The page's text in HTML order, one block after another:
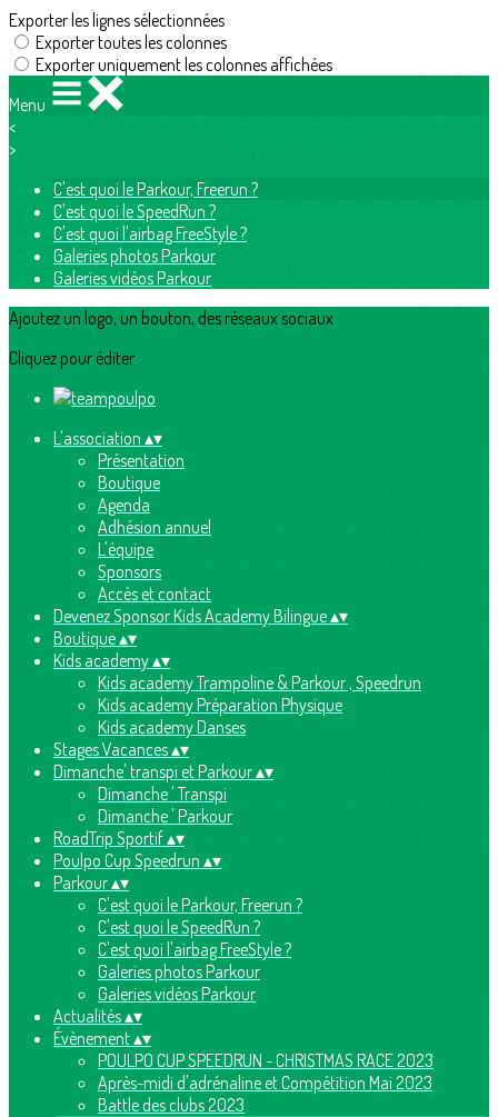
Exporter les lignes sélectionnées
Exporter toutes les colonnes
Exporter uniquement les colonnes affichées
Menu
<
>
C'est quoi le Parkour, Freerun ?
C'est quoi le SpeedRun ?
C'est quoi l'airbag FreeStyle ?
Galeries photos Parkour
Galeries vidéos Parkour
Ajoutez un logo, un bouton, des réseaux sociaux
Cliquez pour éditer
L'association ▴▾
Présentation
Boutique
Agenda
Adhésion annuel
L'équipe
Sponsors
Accès et contact
Devenez Sponsor Kids Academy Bilingue▴▾
Boutique▴▾
Kids academy▴▾
Kids academy Trampoline & Parkour , Speedrun
Kids academy Préparation Physique
Kids academy Danses
Stages Vacances▴▾
Dimanche' transpi et Parkour▴▾
Dimanche ' Transpi
Dimanche ' Parkour
RoadTrip Sportif▴▾
Poulpo Cup Speedrun ▴▾
Parkour▴▾
C'est quoi le Parkour, Freerun ?
C'est quoi le SpeedRun ?
C'est quoi l'airbag FreeStyle ?
Galeries photos Parkour
Galeries vidéos Parkour
Actualités▴▾
Évènement▴▾
POULPO CUP SPEEDRUN - CHRISTMAS RACE 2023
Après-midi d'adrénaline et Compétition Mai 2023
Battle des clubs 2023